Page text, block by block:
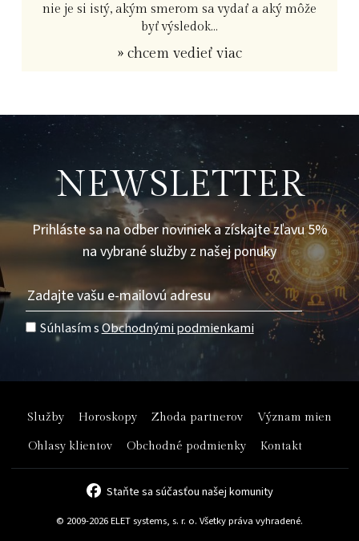
nie je si istý, akým smerom sa vydať a aký môže
byť výsledok...
» chcem vedieť viac
NEWSLETTER
Prihláste sa na odber noviniek a získajte zľavu 5%
na vybrané služby z našej ponuky
Súhlasím sObchodnými podmienkami
Služby Horoskopy Zhoda partnerov Význam mien
Ohlasy klientov Obchodné podmienky Kontakt
Staňte sa súčasťou našej komunity
© 2009-2026 ELET systems, s. r. o. Všetky práva vyhradené.